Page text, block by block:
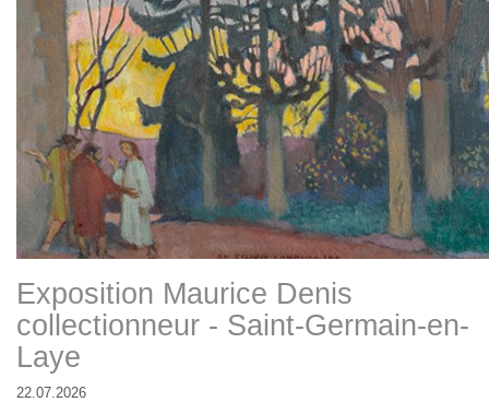
Exposition Maurice Denis
collectionneur - Saint-Germain-en-
Laye
22.07.2026